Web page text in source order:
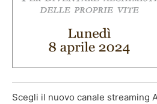
Scegli il nuovo canale streaming